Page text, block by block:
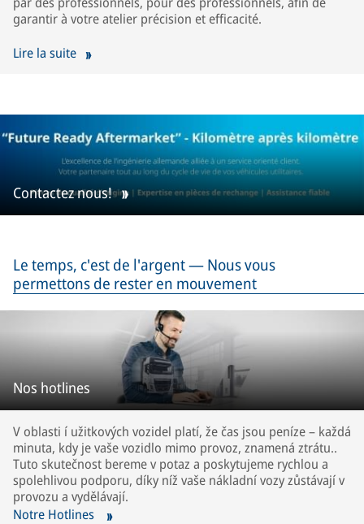
garantir à votre atelier précision et efficacité.
Lire la suite
Contactez nous!
Le temps, c'est de l'argent — Nous vous
permettons de rester en mouvement
Nos hotlines
V oblasti í užitkových vozidel platí, že čas jsou peníze – každá
minuta, kdy je vaše vozidlo mimo provoz, znamená ztrátu..
Tuto skutečnost bereme v potaz a poskytujeme rychlou a
spolehlivou podporu, díky níž vaše nákladní vozy zůstávají v
provozu a vydělávají.
Notre Hotlines